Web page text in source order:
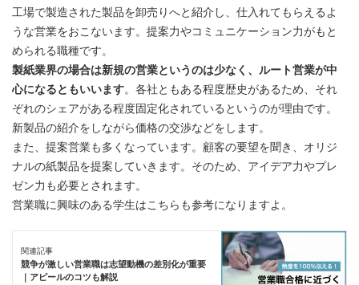
工場で製造された製品を卸売りへと紹介し、仕入れてもらえるよ
うな営業をおこないます。提案力やコミュニケーション力がもと
められる職種です。
製紙業界の場合は新規の営業というのは少なく、ルート営業が中
心になるともいいます。各社ともある程度歴史があるため、それ
ぞれのシェアがある程度固定化されているというのが理由です。
新製品の紹介をしながら価格の交渉などをします。
また、提案営業も多くなっています。顧客の要望を聞き、オリジ
ナルの紙製品を提案していきます。そのため、アイデア力やプレ
ゼン力も必要とされます。
営業職に興味のある学生はこちらも参考になりますよ。
関連記事
競争が激しい営業職は志望動機の差別化が重要
｜アピールのコツも解説